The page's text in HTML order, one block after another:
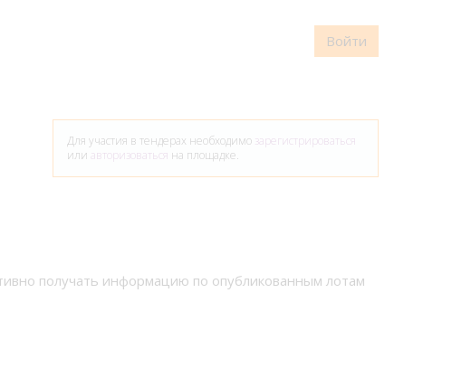
Войти
Для участия в тендерах необходимо зарегистрироваться
или авторизоваться на площадке.
получать информацию по опубликованным лотам